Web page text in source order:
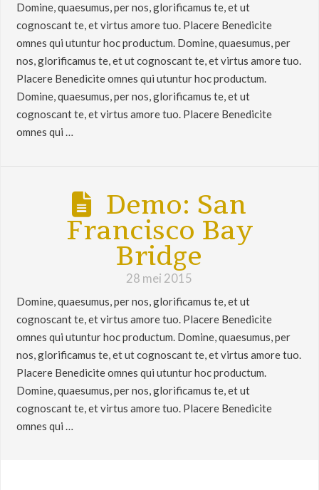
Domine, quaesumus, per nos, glorificamus te, et ut
cognoscant te, et virtus amore tuo. Placere Benedicite
omnes qui utuntur hoc productum. Domine, quaesumus, per
nos, glorificamus te, et ut cognoscant te, et virtus amore tuo.
Placere Benedicite omnes qui utuntur hoc productum.
Domine, quaesumus, per nos, glorificamus te, et ut
cognoscant te, et virtus amore tuo. Placere Benedicite
omnes qui …
Demo: San
Francisco Bay
Bridge
28 mei 2015
Domine, quaesumus, per nos, glorificamus te, et ut
cognoscant te, et virtus amore tuo. Placere Benedicite
omnes qui utuntur hoc productum. Domine, quaesumus, per
nos, glorificamus te, et ut cognoscant te, et virtus amore tuo.
Placere Benedicite omnes qui utuntur hoc productum.
Domine, quaesumus, per nos, glorificamus te, et ut
cognoscant te, et virtus amore tuo. Placere Benedicite
omnes qui …